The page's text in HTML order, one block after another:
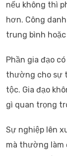
nếu không thì
hơn. Công
trung bình
Phần gia đạo
thường cho sự
tộc. Gia đạo
gì quan trọng
Sự nghiệp lên
mà thường làm